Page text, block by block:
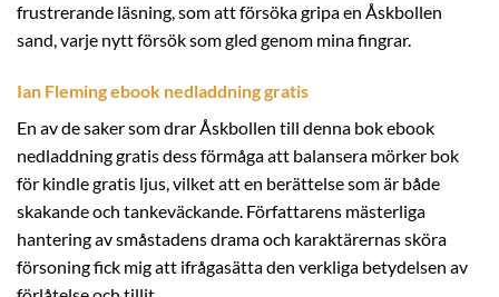
frustrerande läsning, som att försöka gripa en Åskbollen
sand, varje nytt försök som gled genom mina fingrar.
Ian Fleming ebook nedladdning gratis
En av de saker som drar Åskbollen till denna bok ebook
nedladdning gratis dess förmåga att balansera mörker bok
för kindle gratis ljus, vilket att en berättelse som är både
skakande och tankeväckande. Författarens mästerliga
hantering av småstadens drama och karaktärernas sköra
försoning fick mig att ifrågasätta den verkliga betydelsen av